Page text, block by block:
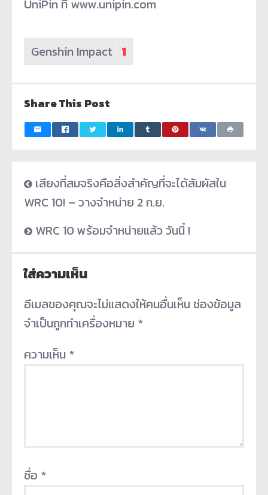
UniPin ที่ www.unipin.com
Genshin Impact 1
Share This Post
เสียงที่สมจริงคือสิ่งสำคัญที่จะได้สัมผัสใน
WRC 10! – วางจำหน่าย 2 ก.ย.
WRC 10 พร้อมจำหน่ายแล้ว วันนี้ !
ใส่ความเห็น
อีเมลของคุณจะไม่แสดงให้คนอื่นเห็น ช่องข้อมูล
จำเป็นถูกทำเครื่องหมาย *
ความเห็น *
ชื่อ *